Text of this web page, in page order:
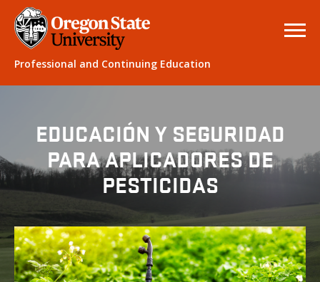
Professional and Continuing Education
EDUCACIÓN Y SEGURIDAD
PARA APLICADORES DE
PESTICIDAS